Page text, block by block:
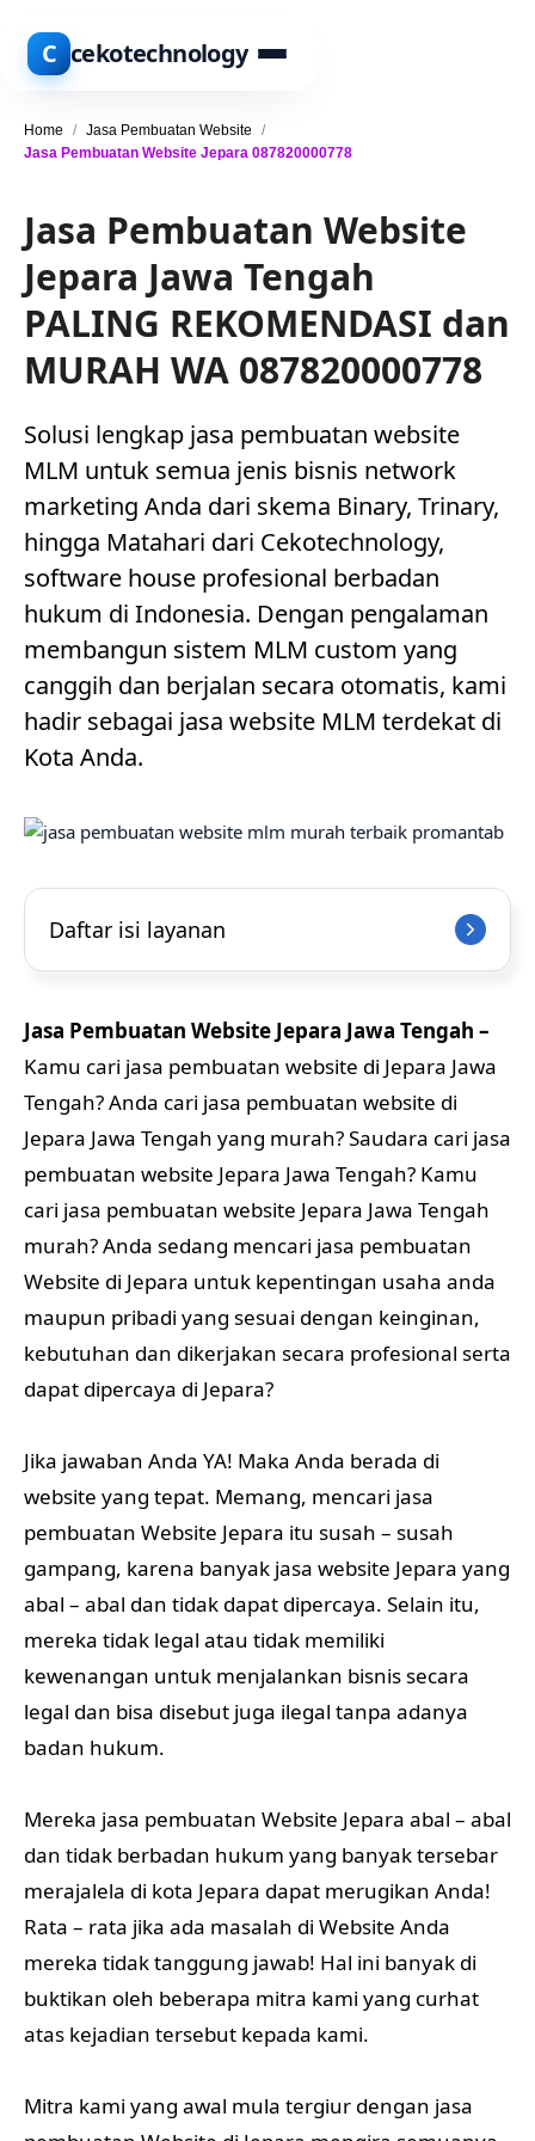
C cekotechnology
Home / Jasa Pembuatan Website
/
Jasa Pembuatan Website Jepara 087820000778
Jasa Pembuatan Website
Jepara Jawa Tengah
PALING REKOMENDASI dan
MURAH WA 087820000778
Solusi lengkap jasa pembuatan website
MLM untuk semua jenis bisnis network
marketing Anda dari skema Binary, Trinary,
hingga Matahari dari Cekotechnology,
software house profesional berbadan
hukum di Indonesia. Dengan pengalaman
membangun sistem MLM custom yang
canggih dan berjalan secara otomatis, kami
hadir sebagai jasa website MLM terdekat di
Kota Anda.
Daftar isi layanan
Jasa Pembuatan Website Jepara Jawa Tengah –
Kamu cari jasa pembuatan website di Jepara Jawa
Tengah? Anda cari jasa pembuatan website di
Jepara Jawa Tengah yang murah? Saudara cari jasa
pembuatan website Jepara Jawa Tengah? Kamu
cari jasa pembuatan website Jepara Jawa Tengah
murah? Anda sedang mencari jasa pembuatan
Website di Jepara untuk kepentingan usaha anda
maupun pribadi yang sesuai dengan keinginan,
kebutuhan dan dikerjakan secara profesional serta
dapat dipercaya di Jepara?
Jika jawaban Anda YA! Maka Anda berada di
website yang tepat. Memang, mencari jasa
pembuatan Website Jepara itu susah – susah
gampang, karena banyak jasa website Jepara yang
abal – abal dan tidak dapat dipercaya. Selain itu,
mereka tidak legal atau tidak memiliki
kewenangan untuk menjalankan bisnis secara
legal dan bisa disebut juga ilegal tanpa adanya
badan hukum.
Mereka jasa pembuatan Website Jepara abal – abal
dan tidak berbadan hukum yang banyak tersebar
merajalela di kota Jepara dapat merugikan Anda!
Rata – rata jika ada masalah di Website Anda
mereka tidak tanggung jawab! Hal ini banyak di
buktikan oleh beberapa mitra kami yang curhat
atas kejadian tersebut kepada kami.
Mitra kami yang awal mula tergiur dengan jasa